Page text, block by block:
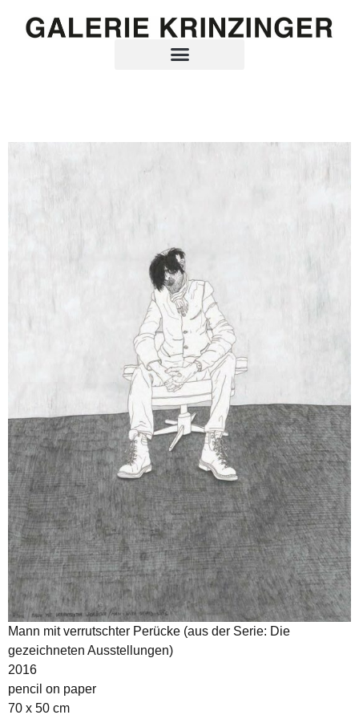
Mann mit verrutschter Perücke (aus der Serie: Die
gezeichneten Ausstellungen)
2016
pencil on paper
70 x 50 cm